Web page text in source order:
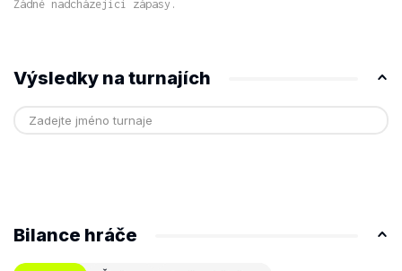
Žádné nadcházející zápasy.
Výsledky na turnajích
Bilance hráče